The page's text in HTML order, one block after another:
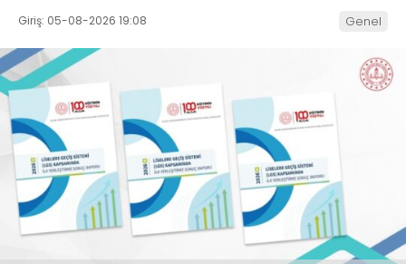
Giriş: 05-08-2026 19:08 Genel